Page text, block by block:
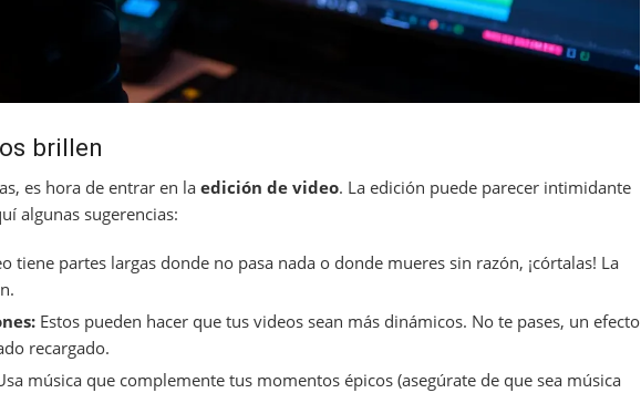
brillen
es hora de entrar en la edición de video. La edición puede parecer intimidante
algunas sugerencias:
tiene partes largas donde no pasa nada o donde mueres sin razón, ¡córtalas! La
Estos pueden hacer que tus videos sean más dinámicos. No te pases, un efecto
recargado.
música que complemente tus momentos épicos (asegúrate de que sea música